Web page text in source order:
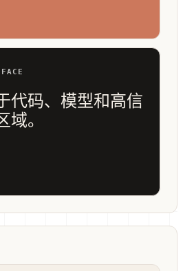
代码、模型和高信
。